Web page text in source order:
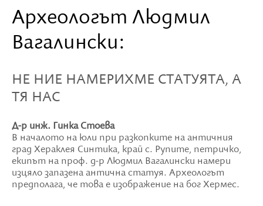
Археологът Людмил
Вагалински:
НЕ НИЕ НАМЕРИХМЕ СТАТУЯТА, А
ТЯ НАС
Д-р инж. Гинка Стоева
В началото на юли при разкопките на античния
град Хераклея Синтика, край с. Рупите, петричко,
екипът на проф. д-р Людмил Вагалински намери
изцяло запазена антична статуя. Археологът
предполага, че това е изображение на бог Хермес.